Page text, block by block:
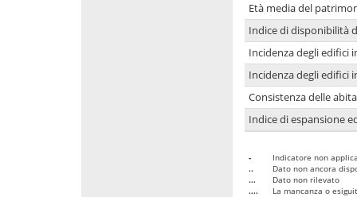
Età media del
Indice di disponibilità
Incidenza degli edifici
Incidenza degli edifici
Consistenza delle
Indice di espansione
-
Indicatore non
..
Dato non ancora
...
Dato non rilevato
....
La mancanza o